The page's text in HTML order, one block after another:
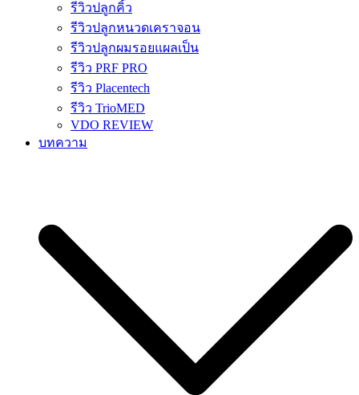
รีวิวปลูกคิ้ว
รีวิวปลูกหนวดเคราจอน
รีวิวปลูกผมรอยแผลเป็น
รีวิว PRF PRO
รีวิว Placentech
รีวิว TrioMED
VDO REVIEW
บทความ